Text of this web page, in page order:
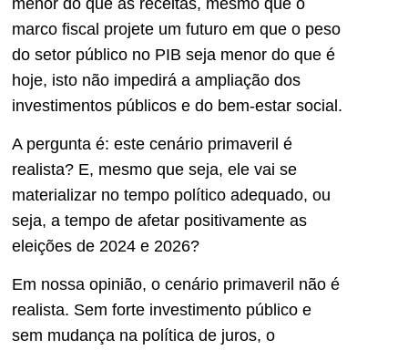
marco fiscal projete um futuro em que o peso
do setor público no PIB seja menor do que é
hoje, isto não impedirá a ampliação dos
investimentos públicos e do bem-estar social.
A pergunta é: este cenário primaveril é
realista? E, mesmo que seja, ele vai se
materializar no tempo político adequado, ou
seja, a tempo de afetar positivamente as
eleições de 2024 e 2026?
Em nossa opinião, o cenário primaveril não é
realista. Sem forte investimento público e
sem mudança na política de juros, o